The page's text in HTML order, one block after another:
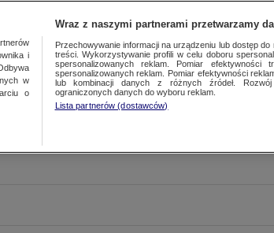
i
w
o
Wraz z naszymi partnerami przetwarzamy
Przechowywanie informacji na urządzeniu lub dostęp
treści. Wykorzystywanie profili w celu doboru
spersonalizowanych reklam. Pomiar
spersonalizowanych reklam. Pomiar efektywności
lub kombinacji danych z różnych źródeł.
ograniczonych danych do wyboru reklam.
Lista partnerów (dostawców)